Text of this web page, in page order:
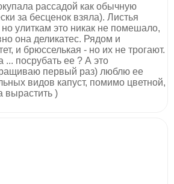
рассадой как обычную
за бесценок взяла). Листья
улиткам это никак не помешало,
она деликатес. Рядом и
и брюсселькая - но их не трогают.
посрубать ее ? А это
первый раз) люблю ее
видов капуст, помимо цветной,
вырастить )